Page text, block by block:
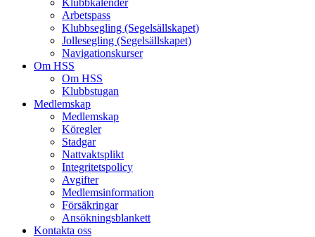
Klubbkalender
Arbetspass
Klubbsegling (Segelsällskapet)
Jollesegling (Segelsällskapet)
Navigationskurser
Om HSS
Om HSS
Klubbstugan
Medlemskap
Medlemskap
Köregler
Stadgar
Nattvaktsplikt
Integritetspolicy
Avgifter
Medlemsinformation
Försäkringar
Ansökningsblankett
Kontakta oss